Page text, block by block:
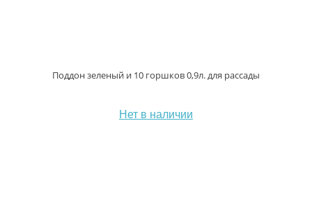
Поддон зеленый и 10 горшков 0,9л. для рассады
Нет в наличии